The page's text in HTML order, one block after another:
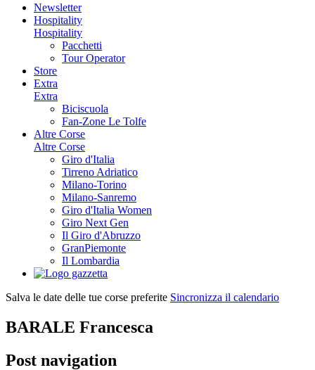
Newsletter
Hospitality
Hospitality
Pacchetti
Tour Operator
Store
Extra
Extra
Biciscuola
Fan-Zone Le Tolfe
Altre Corse
Altre Corse
Giro d'Italia
Tirreno Adriatico
Milano-Torino
Milano-Sanremo
Giro d'Italia Women
Giro Next Gen
Il Giro d'Abruzzo
GranPiemonte
Il Lombardia
Salva le date delle tue corse preferite Sincronizza il calendario
BARALE Francesca
Post navigation